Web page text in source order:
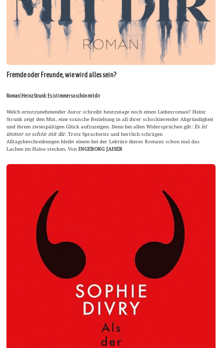
Fremde oder Freunde, wie wird alles sein?
Roman | Heinz Strunk: Es ist immer so schön mit dir
Welch ernstzunehmender Autor schreibt heutzutage noch einen Liebesroman? Heinz
Strunk zeigt den Mut, eine toxische Beziehung in all ihrer schockierender Abgründigkeit
und ihrem zwiespältigen Glück aufzuzeigen. Denn bei allen Widersprüchen gilt: Es ist
immer so schön mit dir.Trotz Sprachwitz und herrlich schrägen
Alltagsbeschreibungen bleibt einem bei der Lektüre dieses Romans schon mal das
Lachen im Halse stecken.VonINGEBORG JAISER